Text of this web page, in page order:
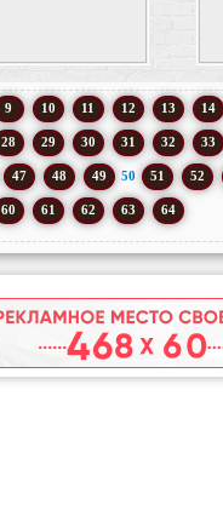
9 10 11 12 13 14
28 29 30 31 32 33
47 48 49 50 51 52
60 61 62 63 64